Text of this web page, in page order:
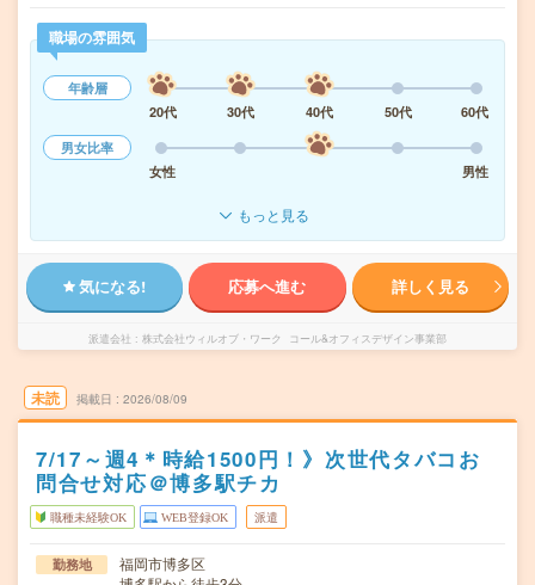
職場の雰囲気
年齢層
20代
30代 40代 50代
60代
男女比率
女性
男性
もっと見る
気になる! 応募へ進む 詳しく見る
派遣会社 株式会社ウィルオブ・ワーク コール&オフィスデザイン事業部
未読 掲載日 2026/08/09
7/17～週4＊時給1500円！》次世代タバコお
問合せ対応＠博多駅チカ
職種未経験OK WEB登録OK 派遣
勤務地
福岡市博多区